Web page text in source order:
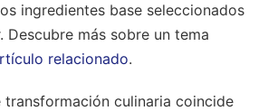
ingredientes base seleccionados
Descubre más sobre un tema
relacionado.
transformación culinaria coincide